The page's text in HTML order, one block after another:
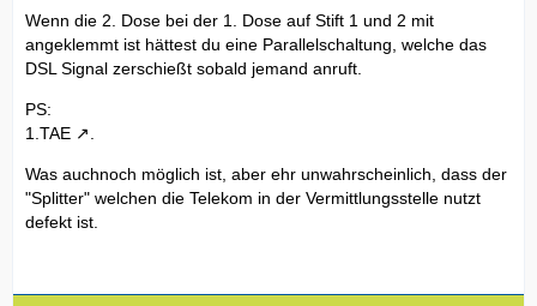
Wenn die 2. Dose bei der 1. Dose auf Stift 1 und 2 mit
angeklemmt ist hättest du eine Parallelschaltung, welche das
DSL Signal zerschießt sobald jemand anruft.
PS:
1.TAE
Was auchnoch möglich ist, aber ehr unwahrscheinlich, dass der
"Splitter" welchen die Telekom in der Vermittlungsstelle nutzt
defekt ist.